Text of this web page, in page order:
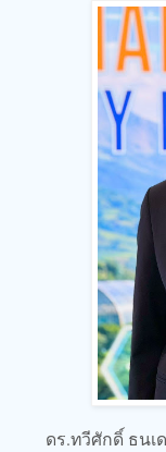
ดร.ทวีศักดิ์ ธนเด